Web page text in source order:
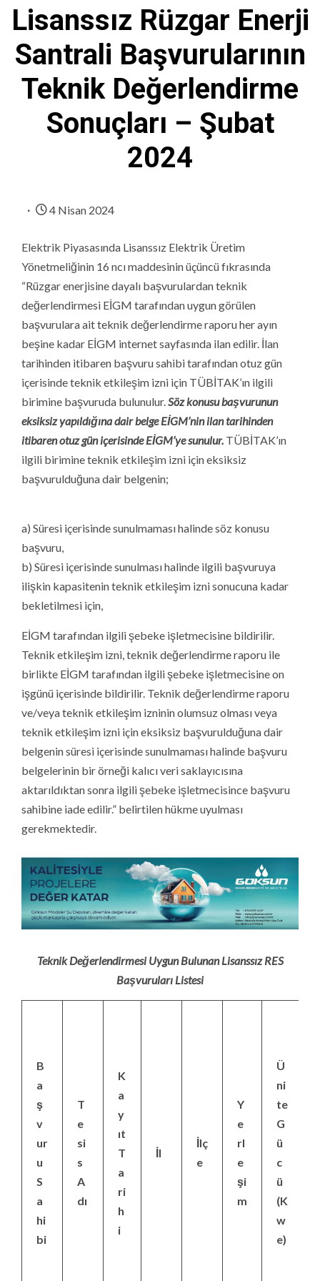
Lisanssız Rüzgar Enerji
Santrali Başvurularının
Teknik Değerlendirme
Sonuçları – Şubat
2024
4 Nisan 2024
Elektrik Piyasasında Lisanssız Elektrik Üretim
Yönetmeliğinin 16 ncı maddesinin üçüncü fıkrasında
“Rüzgar enerjisine dayalı başvurulardan teknik
değerlendirmesi EİGM tarafından uygun görülen
başvurulara ait teknik değerlendirme raporu her ayın
beşine kadar EİGM internet sayfasında ilan edilir. İlan
tarihinden itibaren başvuru sahibi tarafından otuz gün
içerisinde teknik etkileşim izni için TÜBİTAK’ın ilgili
birimine başvuruda bulunulur. Söz konusu başvurunun
eksiksiz yapıldığına dair belge EİGM’nin ilan tarihinden
itibaren otuz gün içerisinde EİGM’ye sunulur. TÜBİTAK’ın
ilgili birimine teknik etkileşim izni için eksiksiz
başvurulduğuna dair belgenin;
a) Süresi içerisinde sunulmaması halinde söz konusu
başvuru,
b) Süresi içerisinde sunulması halinde ilgili başvuruya
ilişkin kapasitenin teknik etkileşim izni sonucuna kadar
bekletilmesi için,
EİGM tarafından ilgili şebeke işletmecisine bildirilir.
Teknik etkileşim izni, teknik değerlendirme raporu ile
birlikte EİGM tarafından ilgili şebeke işletmecisine on
işgünü içerisinde bildirilir. Teknik değerlendirme raporu
ve/veya teknik etkileşim izninin olumsuz olması veya
teknik etkileşim izni için eksiksiz başvurulduğuna dair
belgenin süresi içerisinde sunulmaması halinde başvuru
belgelerinin bir örneği kalıcı veri saklayıcısına
aktarıldıktan sonra ilgili şebeke işletmecisince başvuru
sahibine iade edilir.” belirtilen hükme uyulması
gerekmektedir.
Teknik Değerlendirmesi Uygun Bulunan Lisanssız RES
Başvuruları Listesi
B
a
ş
v
ur
u
S
a
hi
bi
T
e
si
s
A
dı
K
a
y
ıt
T
a
ri
h
i
İl
İlç
e
Y
e
rl
e
şi
m
Ü
ni
te
G
ü
c
ü
(K
w
e)